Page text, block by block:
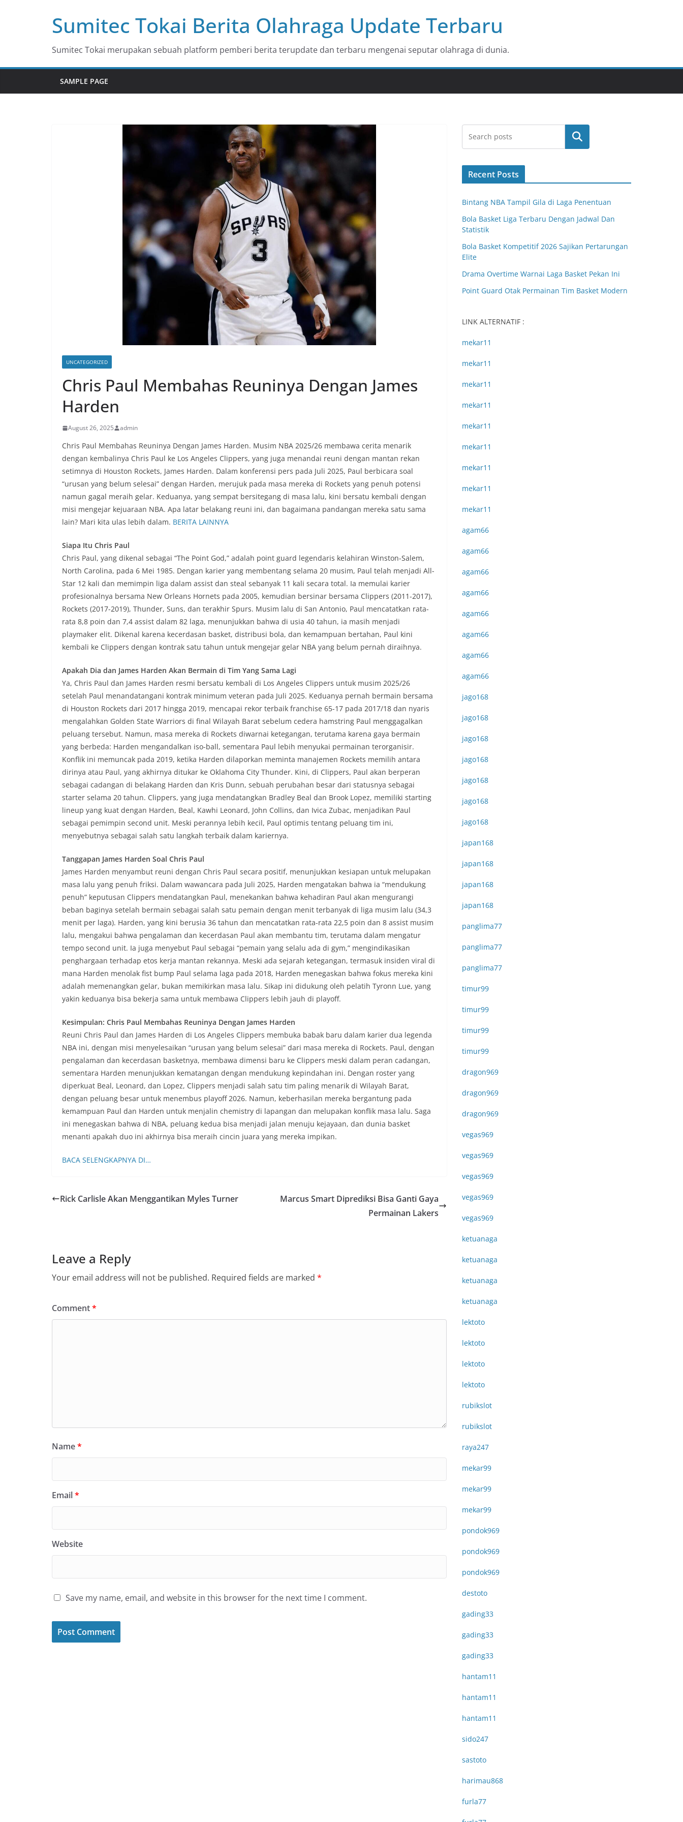
Sumitec Tokai Berita Olahraga Update Terbaru
Sumitec Tokai merupakan sebuah platform pemberi berita terupdate dan terbaru mengenai seputar olahraga di dunia.
SAMPLE PAGE
UNCATEGORIZED
Chris Paul Membahas Reuninya Dengan James
Harden
August 26, 2025 admin
Chris Paul Membahas Reuninya Dengan James Harden. Musim NBA 2025/26 membawa cerita menarik
dengan kembalinya Chris Paul ke Los Angeles Clippers, yang juga menandai reuni dengan mantan rekan
setimnya di Houston Rockets, James Harden. Dalam konferensi pers pada Juli 2025, Paul berbicara soal
“urusan yang belum selesai” dengan Harden, merujuk pada masa mereka di Rockets yang penuh potensi
namun gagal meraih gelar. Keduanya, yang sempat bersitegang di masa lalu, kini bersatu kembali dengan
misi mengejar kejuaraan NBA. Apa latar belakang reuni ini, dan bagaimana pandangan mereka satu sama
lain? Mari kita ulas lebih dalam. BERITA LAINNYA
Siapa Itu Chris Paul
Chris Paul, yang dikenal sebagai “The Point God,” adalah point guard legendaris kelahiran Winston-Salem,
North Carolina, pada 6 Mei 1985. Dengan karier yang membentang selama 20 musim, Paul telah menjadi All-
Star 12 kali dan memimpin liga dalam assist dan steal sebanyak 11 kali secara total. Ia memulai karier
profesionalnya bersama New Orleans Hornets pada 2005, kemudian bersinar bersama Clippers (2011-2017),
Rockets (2017-2019), Thunder, Suns, dan terakhir Spurs. Musim lalu di San Antonio, Paul mencatatkan rata-
rata 8,8 poin dan 7,4 assist dalam 82 laga, menunjukkan bahwa di usia 40 tahun, ia masih menjadi
playmaker elit. Dikenal karena kecerdasan basket, distribusi bola, dan kemampuan bertahan, Paul kini
kembali ke Clippers dengan kontrak satu tahun untuk mengejar gelar NBA yang belum pernah diraihnya.
Apakah Dia dan James Harden Akan Bermain di Tim Yang Sama Lagi
Ya, Chris Paul dan James Harden resmi bersatu kembali di Los Angeles Clippers untuk musim 2025/26
setelah Paul menandatangani kontrak minimum veteran pada Juli 2025. Keduanya pernah bermain bersama
di Houston Rockets dari 2017 hingga 2019, mencapai rekor terbaik franchise 65-17 pada 2017/18 dan nyaris
mengalahkan Golden State Warriors di final Wilayah Barat sebelum cedera hamstring Paul menggagalkan
peluang tersebut. Namun, masa mereka di Rockets diwarnai ketegangan, terutama karena gaya bermain
yang berbeda: Harden mengandalkan iso-ball, sementara Paul lebih menyukai permainan terorganisir.
Konflik ini memuncak pada 2019, ketika Harden dilaporkan meminta manajemen Rockets memilih antara
dirinya atau Paul, yang akhirnya ditukar ke Oklahoma City Thunder. Kini, di Clippers, Paul akan berperan
sebagai cadangan di belakang Harden dan Kris Dunn, sebuah perubahan besar dari statusnya sebagai
starter selama 20 tahun. Clippers, yang juga mendatangkan Bradley Beal dan Brook Lopez, memiliki starting
lineup yang kuat dengan Harden, Beal, Kawhi Leonard, John Collins, dan Ivica Zubac, menjadikan Paul
sebagai pemimpin second unit. Meski perannya lebih kecil, Paul optimis tentang peluang tim ini,
menyebutnya sebagai salah satu langkah terbaik dalam kariernya.
Tanggapan James Harden Soal Chris Paul
James Harden menyambut reuni dengan Chris Paul secara positif, menunjukkan kesiapan untuk melupakan
masa lalu yang penuh friksi. Dalam wawancara pada Juli 2025, Harden mengatakan bahwa ia “mendukung
penuh” keputusan Clippers mendatangkan Paul, menekankan bahwa kehadiran Paul akan mengurangi
beban baginya setelah bermain sebagai salah satu pemain dengan menit terbanyak di liga musim lalu (34,3
menit per laga). Harden, yang kini berusia 36 tahun dan mencatatkan rata-rata 22,5 poin dan 8 assist musim
lalu, mengakui bahwa pengalaman dan kecerdasan Paul akan membantu tim, terutama dalam mengatur
tempo second unit. Ia juga menyebut Paul sebagai “pemain yang selalu ada di gym,” mengindikasikan
penghargaan terhadap etos kerja mantan rekannya. Meski ada sejarah ketegangan, termasuk insiden viral di
mana Harden menolak fist bump Paul selama laga pada 2018, Harden menegaskan bahwa fokus mereka kini
adalah memenangkan gelar, bukan memikirkan masa lalu. Sikap ini didukung oleh pelatih Tyronn Lue, yang
yakin keduanya bisa bekerja sama untuk membawa Clippers lebih jauh di playoff.
Kesimpulan: Chris Paul Membahas Reuninya Dengan James Harden
Reuni Chris Paul dan James Harden di Los Angeles Clippers membuka babak baru dalam karier dua legenda
NBA ini, dengan misi menyelesaikan “urusan yang belum selesai” dari masa mereka di Rockets. Paul, dengan
pengalaman dan kecerdasan basketnya, membawa dimensi baru ke Clippers meski dalam peran cadangan,
sementara Harden menunjukkan kematangan dengan mendukung kepindahan ini. Dengan roster yang
diperkuat Beal, Leonard, dan Lopez, Clippers menjadi salah satu tim paling menarik di Wilayah Barat,
dengan peluang besar untuk menembus playoff 2026. Namun, keberhasilan mereka bergantung pada
kemampuan Paul dan Harden untuk menjalin chemistry di lapangan dan melupakan konflik masa lalu. Saga
ini menegaskan bahwa di NBA, peluang kedua bisa menjadi jalan menuju kejayaan, dan dunia basket
menanti apakah duo ini akhirnya bisa meraih cincin juara yang mereka impikan.
BACA SELENGKAPNYA DI…
Rick Carlisle Akan Menggantikan Myles Turner
Marcus Smart Diprediksi Bisa Ganti Gaya
Permainan Lakers
Leave a Reply
Your email address will not be published. Required fields are marked *
Comment*
Name*
Email*
Website
Save my name, email, and website in this browser for the next time I comment.
Search
Recent Posts
Bintang NBA Tampil Gila di Laga Penentuan
Bola Basket Liga Terbaru Dengan Jadwal Dan
Statistik
Bola Basket Kompetitif 2026 Sajikan Pertarungan
Elite
Drama Overtime Warnai Laga Basket Pekan Ini
Point Guard Otak Permainan Tim Basket Modern
LINK ALTERNATIF :
mekar11
mekar11
mekar11
mekar11
mekar11
mekar11
mekar11
mekar11
mekar11
agam66
agam66
agam66
agam66
agam66
agam66
agam66
agam66
jago168
jago168
jago168
jago168
jago168
jago168
jago168
japan168
japan168
japan168
japan168
panglima77
panglima77
panglima77
timur99
timur99
timur99
timur99
dragon969
dragon969
dragon969
vegas969
vegas969
vegas969
vegas969
vegas969
ketuanaga
ketuanaga
ketuanaga
ketuanaga
lektoto
lektoto
lektoto
lektoto
rubikslot
rubikslot
raya247
mekar99
mekar99
mekar99
pondok969
pondok969
pondok969
destoto
gading33
gading33
gading33
hantam11
hantam11
hantam11
sido247
sastoto
harimau868
furla77